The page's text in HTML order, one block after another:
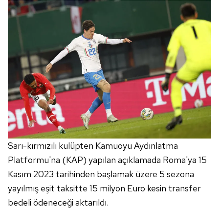
Sarı-kırmızılı kulüpten Kamuoyu Aydınlatma
Platformu'na (KAP) yapılan açıklamada Roma'ya 15
Kasım 2023 tarihinden başlamak üzere 5 sezona
yayılmış eşit taksitte 15 milyon Euro kesin transfer
bedeli ödeneceği aktarıldı.